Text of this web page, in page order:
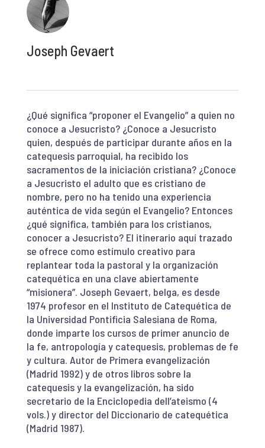
Joseph Gevaert
¿Qué significa “proponer el Evangelio” a quien no
conoce a Jesucristo? ¿Conoce a Jesucristo
quien, después de participar durante años en la
catequesis parroquial, ha recibido los
sacramentos de la iniciación cristiana? ¿Conoce
a Jesucristo el adulto que es cristiano de
nombre, pero no ha tenido una experiencia
auténtica de vida según el Evangelio? Entonces
¿qué significa, también para los cristianos,
conocer a Jesucristo? El itinerario aquí trazado
se ofrece como estímulo creativo para
replantear toda la pastoral y la organización
catequética en una clave abiertamente
“misionera”. Joseph Gevaert, belga, es desde
1974 profesor en el Instituto de Catequética de
la Universidad Pontificia Salesiana de Roma,
donde imparte los cursos de primer anuncio de
la fe, antropología y catequesis, problemas de fe
y cultura. Autor de Primera evangelización
(Madrid 1992) y de otros libros sobre la
catequesis y la evangelización, ha sido
secretario de la Enciclopedia dell’ateismo (4
vols.) y director del Diccionario de catequética
(Madrid 1987).